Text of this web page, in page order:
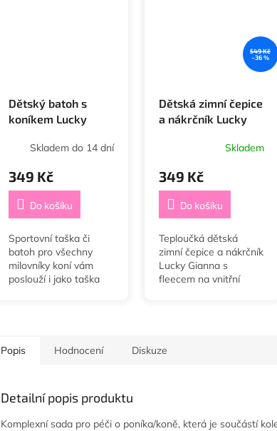
Dětský batoh s
koníkem Lucky
Skladem do 14 dní
349 Kč
Do košíku
Sportovní taška či
batoh pro všechny
milovníky koní vám
poslouží i jako taška
549 Kč
–36 %
Dětská zimní čepice
a nákrčník Lucky
Skladem
349 Kč
Do košíku
Teploučká dětská
zimní čepice a nákrčník
Lucky Gianna s
fleecem na vnitřní
Popis Hodnocení Diskuze
Detailní popis produktu
Komplexní sada pro péči o poníka/koně, která je součástí